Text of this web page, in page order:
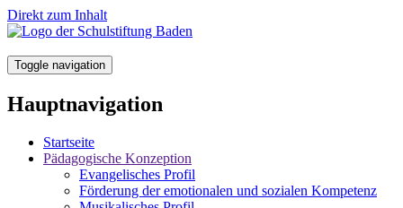
Direkt zum Inhalt
Toggle navigation
Hauptnavigation
Startseite
Pädagogische Konzeption
Evangelisches Profil
Förderung der emotionalen und sozialen Kompetenz